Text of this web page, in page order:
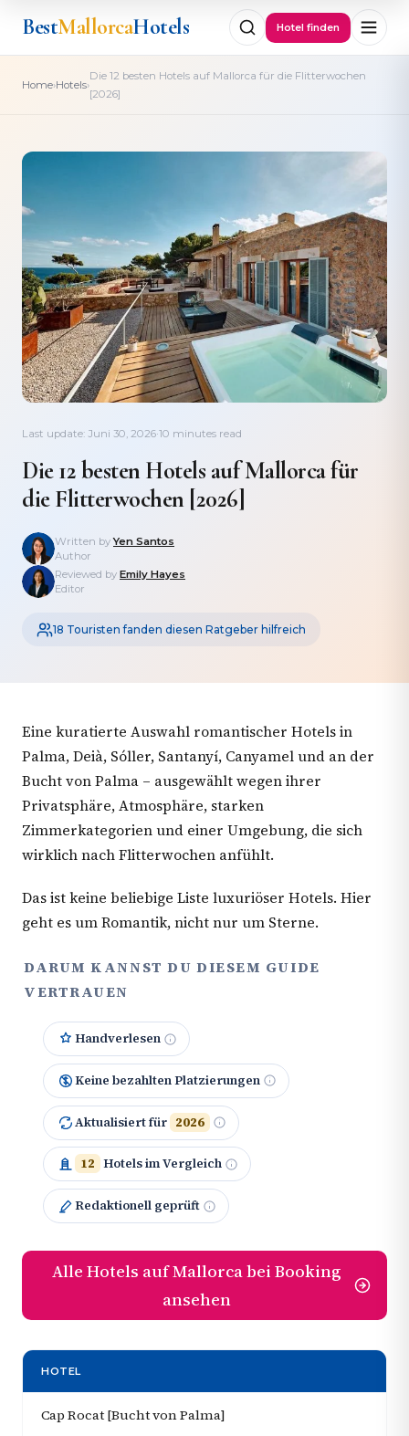
BestMallorcaHotels Hotel finden
Home›Hotels›
Die 12 besten Hotels auf Mallorca für die Flitterwochen
[2026]
Last update: Juni 30, 2026·10 minutes read
Die 12 besten Hotels auf Mallorca für
die Flitterwochen [2026]
Written byYen Santos
Author
Reviewed by Emily Hayes
Editor
18 Touristen fanden diesen Ratgeber hilfreich
Eine kuratierte Auswahl romantischer Hotels in
Palma, Deià, Sóller, Santanyí, Canyamel und an der
Bucht von Palma – ausgewählt wegen ihrer
Privatsphäre, Atmosphäre, starken
Zimmerkategorien und einer Umgebung, die sich
wirklich nach Flitterwochen anfühlt.
Das ist keine beliebige Liste luxuriöser Hotels. Hier
geht es um Romantik, nicht nur um Sterne.
DARUM KANNST DU DIESEM GUIDE
VERTRAUEN
Handverlesen
Keine bezahlten Platzierungen
Aktualisiert für 2026
12 Hotels im Vergleich
Redaktionell geprüft
Alle Hotels auf Mallorca bei Booking
ansehen
HOTEL
Cap Rocat [Bucht von Palma]